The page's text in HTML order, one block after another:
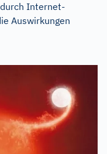
Internet-
Auswirkungen